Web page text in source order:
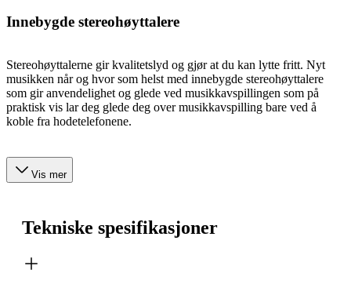
Innebygde stereohøyttalere
Stereohøyttalerne gir kvalitetslyd og gjør at du kan lytte fritt. Nyt
musikken når og hvor som helst med innebygde stereohøyttalere
som gir anvendelighet og glede ved musikkavspillingen som på
praktisk vis lar deg glede deg over musikkavspilling bare ved å
koble fra hodetelefonene.
Vis mer
Tekniske spesifikasjoner